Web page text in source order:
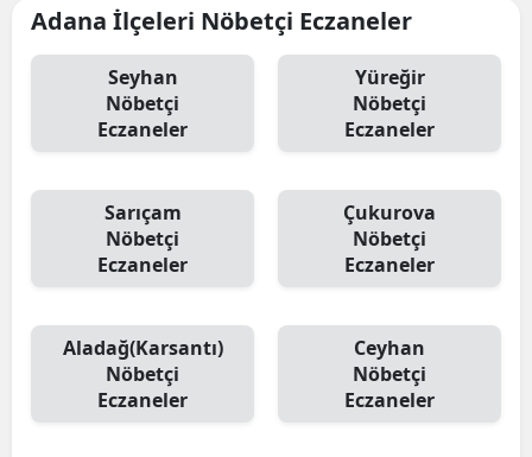
Adana İlçeleri Nöbetçi Eczaneler
Seyhan
Nöbetçi
Eczaneler
Yüreğir
Nöbetçi
Eczaneler
Sarıçam
Nöbetçi
Eczaneler
Çukurova
Nöbetçi
Eczaneler
Aladağ(Karsantı)
Nöbetçi
Eczaneler
Ceyhan
Nöbetçi
Eczaneler